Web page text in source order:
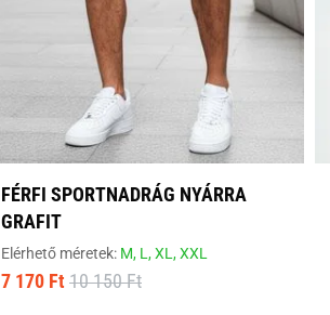
FÉRFI SPORTNADRÁG NYÁRRA
GRAFIT
Elérhető méretek: M, L,XL,XXL
7 170 Ft 10 150 Ft